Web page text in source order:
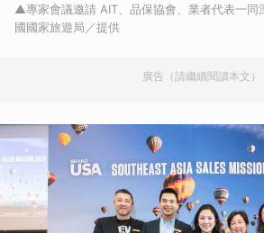
▲專家會議邀請 AIT、品保協會、業者代表一
國國家旅遊局／提供
廣告（請繼續閱讀本文）